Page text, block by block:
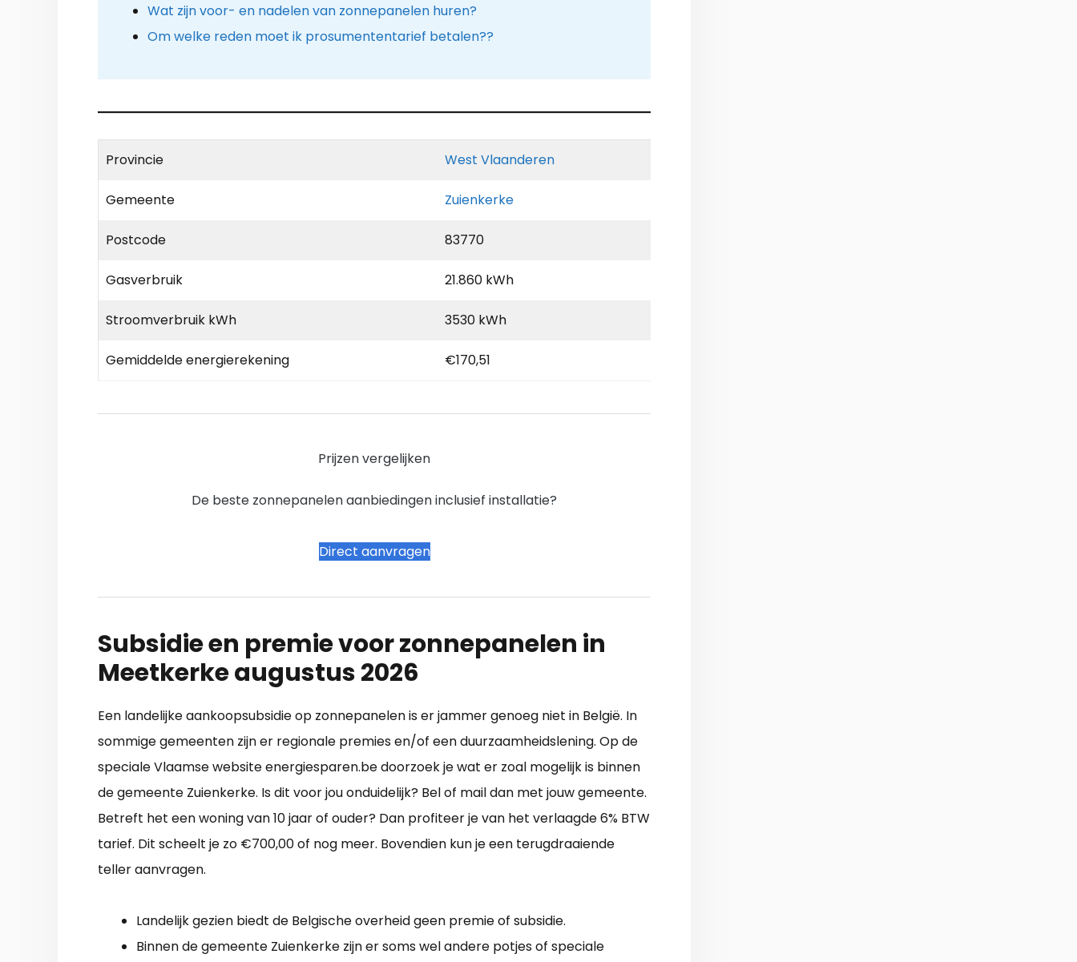
Wat zijn voor- en nadelen van zonnepanelen huren?
Om welke reden moet ik prosumententarief betalen??
Provincie West Vlaanderen
Gemeente Zuienkerke
Postcode 83770
Gasverbruik 21.860 kWh
Stroomverbruik kWh 3530 kWh
Gemiddelde energierekening €170,51
Prijzen vergelijken
De beste zonnepanelen aanbiedingen inclusief installatie?
Direct aanvragen
Subsidie en premie voor zonnepanelen in
Meetkerke augustus 2026
Een landelijke aankoopsubsidie op zonnepanelen is er jammer genoeg niet in België. In
sommige gemeenten zijn er regionale premies en/of een duurzaamheidslening. Op de
speciale Vlaamse website energiesparen.be doorzoek je wat er zoal mogelijk is binnen
de gemeente Zuienkerke. Is dit voor jou onduidelijk? Bel of mail dan met jouw gemeente.
Betreft het een woning van 10 jaar of ouder? Dan profiteer je van het verlaagde 6% BTW
tarief. Dit scheelt je zo €700,00 of nog meer. Bovendien kun je een terugdraaiende
teller aanvragen.
Landelijk gezien biedt de Belgische overheid geen premie of subsidie.
Binnen de gemeente Zuienkerke zijn er soms wel andere potjes of speciale